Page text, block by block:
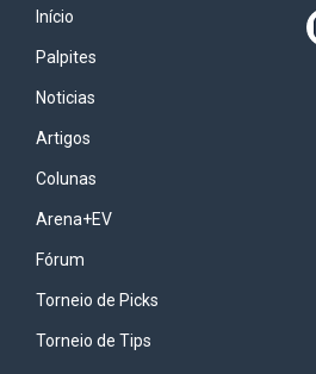
Início
Palpites
Noticias
Artigos
Colunas
Arena+EV
Fórum
Torneio de Picks
Torneio de Tips